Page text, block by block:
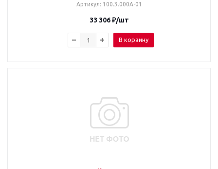
Артикул: 100.3.000А-01
33 306₽/шт
В корзину